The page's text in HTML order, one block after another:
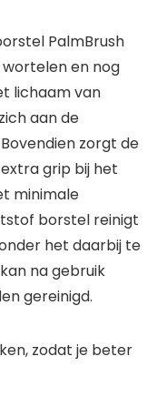
PalmBrush
wortelen en nog
lichaam van
aan de
zorgt de
grip bij het
minimale
borstel reinigt
het daarbij te
na gebruik
gereinigd.
zodat je beter